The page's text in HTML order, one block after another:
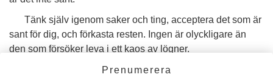
Tänk själv igenom saker och ting, acceptera det som är
sant för dig, och förkasta resten. Ingen är olyckligare än
den som försöker leva i ett kaos av lögner.
7-1. SÄG INGA SKADLIGA LÖGNER.
Prenumerera